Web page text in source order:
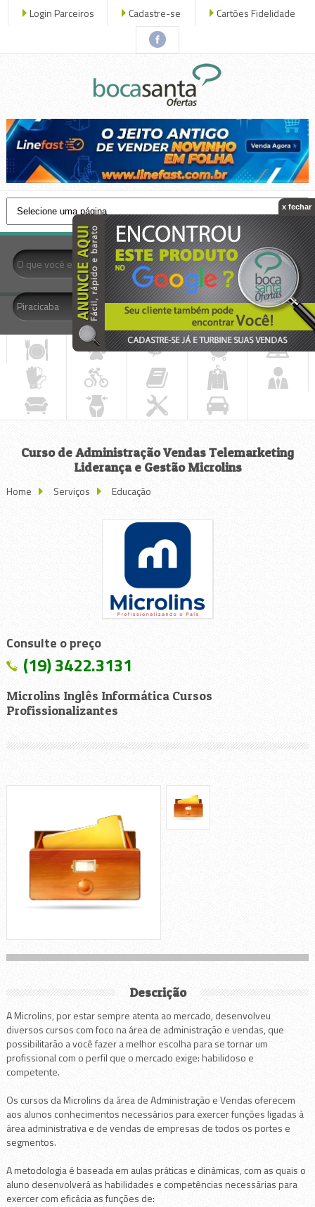
Login Parceiros Cadastre-se Cartões Fidelidade
- Todas as Categorias -
Piracicaba
Curso de Administração Vendas Telemarketing
Liderança e Gestão Microlins
Home
Serviços Educação
Consulte o preço
(19) 3422.3131
Microlins Inglês Informática Cursos
Profissionalizantes
Descrição
A Microlins, por estar sempre atenta ao mercado, desenvolveu
diversos cursos com foco na área de administração e vendas, que
possibilitarão a você fazer a melhor escolha para se tornar um
profissional com o perfil que o mercado exige: habilidoso e
competente.
Os cursos da Microlins da área de Administração e Vendas oferecem
aos alunos conhecimentos necessários para exercer funções ligadas à
área administrativa e de vendas de empresas de todos os portes e
segmentos.
A metodologia é baseada em aulas práticas e dinâmicas, com as quais o
aluno desenvolverá as habilidades e competências necessárias para
exercer com eficácia as funções de:
x fechar